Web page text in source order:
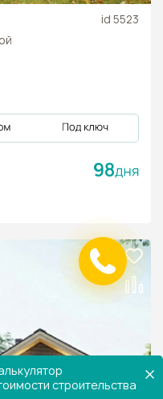
строительства
id 5523
98